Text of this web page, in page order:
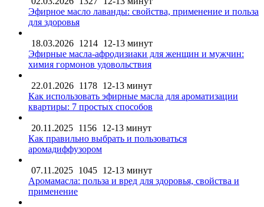
Эфирное масло лаванды: свойства, применение и польза
для здоровья
18.03.2026 1214 12-13 минут
Эфирные масла-афродизиаки для женщин и мужчин:
химия гормонов удовольствия
22.01.2026 1178 12-13 минут
Как использовать эфирные масла для ароматизации
квартиры: 7 простых способов
20.11.2025 1156 12-13 минут
Как правильно выбрать и пользоваться
аромадиффузором
07.11.2025 1045 12-13 минут
Аромамасла: польза и вред для здоровья, свойства и
применение